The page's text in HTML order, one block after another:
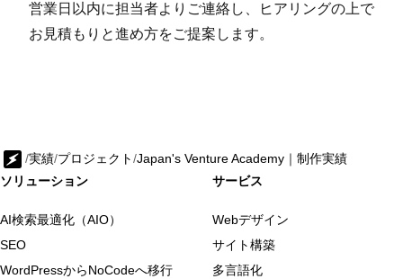
営業日以内に担当者よりご連絡し、ヒアリングの上で
お見積もりと進め方をご提案します。
/実績/プロジェクト/Japan's Venture Academy｜制作実績
ソリューション
AI検索最適化（AIO）
SEO
WordPressからNoCodeへ移行
サービス
Webデザイン
サイト構築
多言語化